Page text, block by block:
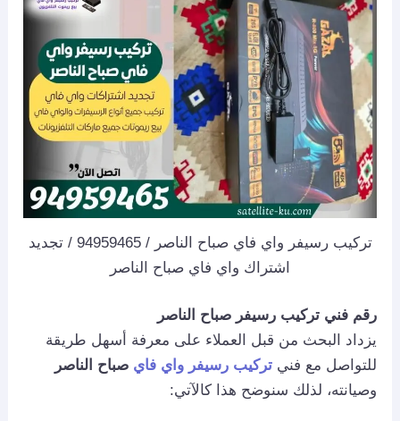
تركيب رسيفر واي فاي صباح الناصر / 94959465 / تجديد
اشتراك واي فاي صباح الناصر
رقم فني تركيب رسيفر صباح الناصر
يزداد البحث من قبل العملاء على معرفة أسهل طريقة
للتواصل مع فنيتركيب رسيفر واي فاي صباح الناصر
وصيانته، لذلك سنوضح هذا كالآتي: